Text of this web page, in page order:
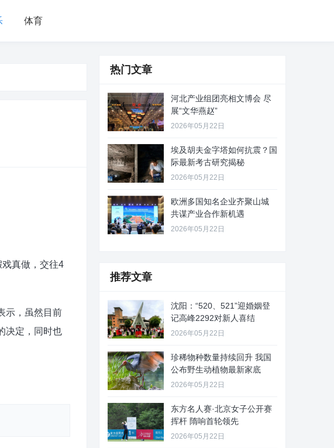
体育
真做，交往4
示，虽然目前
决定，同时也
热门文章
河北产业组团亮相文博会 尽
展“文华燕赵”
2026年05月22日
埃及胡夫金字塔如何抗震？国
际最新考古研究揭秘
2026年05月22日
欧洲多国知名企业齐聚山城
共谋产业合作新机遇
2026年05月22日
推荐文章
沈阳：“520、521”迎婚姻登
记高峰2292对新人喜结
2026年05月22日
珍稀物种数量持续回升 我国
公布野生动植物最新家底
2026年05月22日
东方名人赛·北京女子公开赛
挥杆 隋响首轮领先
2026年05月22日